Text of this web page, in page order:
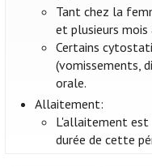
Tant chez la
et plusieurs mois
Certains
(vomissements,
orale.
Allaitement:
L'allaitement est
durée de cette